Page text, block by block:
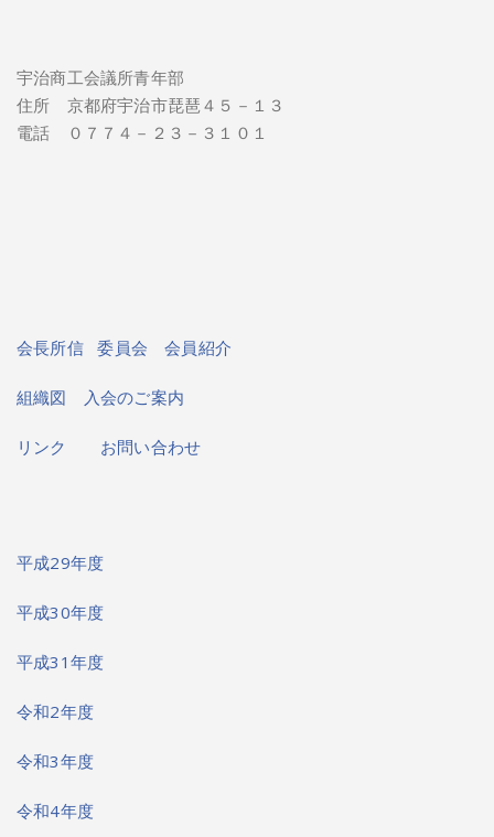
宇治商工会議所青年部
住所 京都府宇治市琵琶４５－１３
電話 ０７７４－２３－３１０１
会長所信 委員会会員紹介
組織図 入会のご案内
リンク お問い合わせ
平成29年度
平成30年度
平成31年度
令和2年度
令和3年度
令和4年度